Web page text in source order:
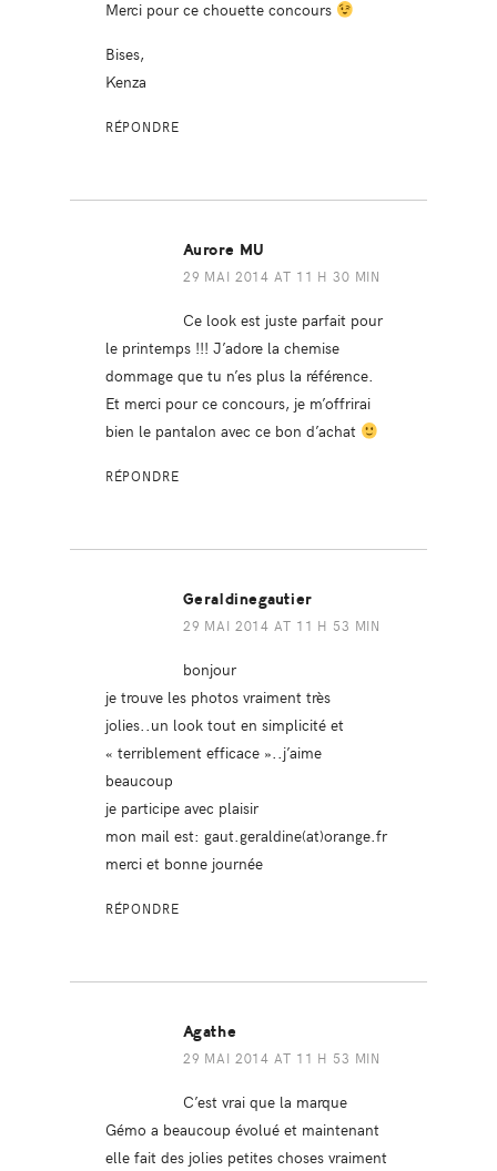
Merci pour ce chouette concours
Bises,
Kenza
RÉPONDRE
Aurore MU
29 MAI 2014 AT 11 H 30 MIN
Ce look est juste parfait pour
le printemps !!! J’adore la chemise
dommage que tu n’es plus la référence.
Et merci pour ce concours, je m’offrirai
bien le pantalon avec ce bon d’achat
RÉPONDRE
Geraldinegautier
29 MAI 2014 AT 11 H 53 MIN
bonjour
je trouve les photos vraiment très
jolies..un look tout en simplicité et
« terriblement efficace »..j’aime
beaucoup
je participe avec plaisir
mon mail est: gaut.geraldine(at)orange.fr
merci et bonne journée
RÉPONDRE
Agathe
29 MAI 2014 AT 11 H 53 MIN
C’est vrai que la marque
Gémo a beaucoup évolué et maintenant
elle fait des jolies petites choses vraiment